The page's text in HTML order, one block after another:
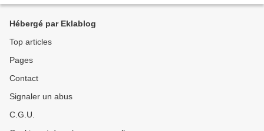
Hébergé par Eklablog
Top articles
Pages
Contact
Signaler un abus
C.G.U.